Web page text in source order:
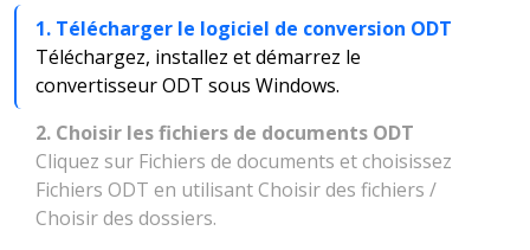
1. Télécharger le logiciel de conversion ODT
Téléchargez, installez et démarrez le
convertisseur ODT sous Windows.
2. Choisir les fichiers de documents ODT
Cliquez sur Fichiers de documents et choisissez
Fichiers ODT en utilisant Choisir des fichiers /
Choisir des dossiers.